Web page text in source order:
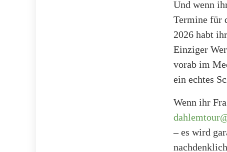
Und wenn
Termine für
2026 habt
Einziger
vorab im
ein echtes
Wenn ihr
– es wird